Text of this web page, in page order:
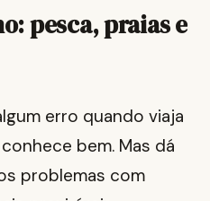
pesca, praias e
erro quando viaja
bem. Mas dá
problemas com